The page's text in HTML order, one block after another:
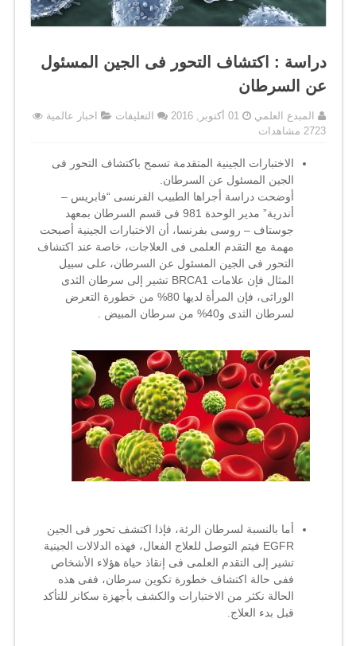
دراسة : اكتشاف التحور فى الجين المسئول
عن السرطان
المبدع العلمي 01 أكتوبر, 2016 التعليقات على
اكتشاف
فى
الجين
المسئول
عن
السرطان
مغلقة
اخبار عالمية
2723 مشاهدات
الاختبارات الجينية المتقدمة تسمح باكتشاف التحور فى
الجين المسئول عن السرطان.
أوضحت دراسة أجراها الطبيب الفرنسى “فابريس –
أندرية” مدير الوحدة 981 فى قسم السرطان بمعهد
جوستاف – روسى بفرنسا، أن الاختبارات الجينية أصبحت
مهمة مع التقدم العلمى فى العلاجات، خاصة عند اكتشاف
التحور فى الجين المسئول عن السرطان، على سبيل
المثال فإن علامات BRCA1 تشير إلى سرطان الثدى
الوراثى، فإن المرأة لديها 80% من خطورة التعرض
لسرطان الثدى و40% من سرطان المبيض .
أما بالنسبة لسرطان الرئة، فإذا اكتشف تحور فى الجين
EGFR فيتم التوصل للعلاج الفعال، فهذه الدلالات الجينية
تشير إلى التقدم العلمى فى إنقاذ حياة هؤلاء الأشخاص
ففى حالة اكتشاف خطورة تكوين سرطان، ففى هذه
الحالة نكثر من الاختبارات والكشف بأجهزة سكانر للتأكد
قبل بدء العلاج.